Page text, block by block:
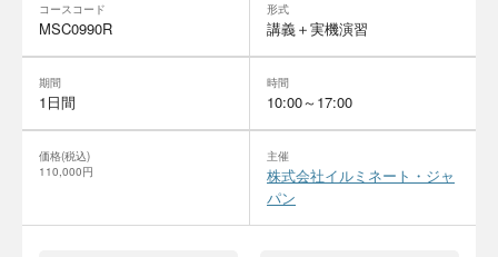
コースコード
MSC0990R
形式
講義＋実機演習
期間
1日間
時間
10:00～17:00
価格(税込)
110,000円
主催
株式会社イルミネート・ジャ
パン